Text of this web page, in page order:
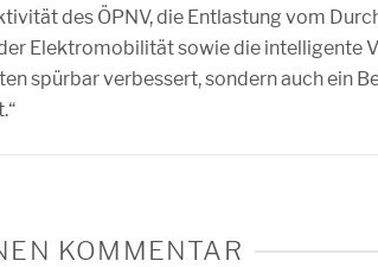
des ÖPNV, die Entlastung vom
Elektromobilität sowie die intelligente
spürbar verbessert, sondern auch ein
KOMMENTAR